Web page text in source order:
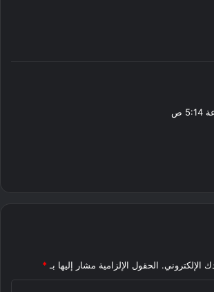
الإلكتروني. الحقول الإلزامية مشار إليها بـ *